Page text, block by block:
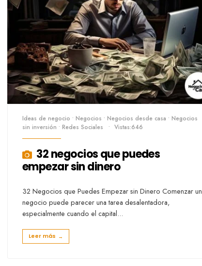
Ideas de negocio • Negocios • Negocios desde casa • Negocios
sin inversión • Redes Sociales • Vistas:646
32 negocios que puedes
empezar sin dinero
32 Negocios que Puedes Empezar sin Dinero Comenzar un
negocio puede parecer una tarea desalentadora,
especialmente cuando el capital...
Leer más →